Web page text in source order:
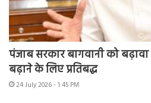
पंजाब सरकार बागवानी को
बढ़ाने के लिए प्रतिबद्ध
24 July 2026 - 1:45 PM